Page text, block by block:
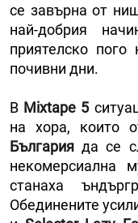
се завърна от
най-добрия
приятелско
почивни дни.
В Mixtape 5
на хора, които
България да се
некомерсиална
станаха
Обединените